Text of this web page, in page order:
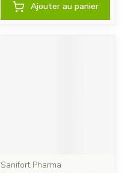
Ajouter au panier
Sanifort Pharma